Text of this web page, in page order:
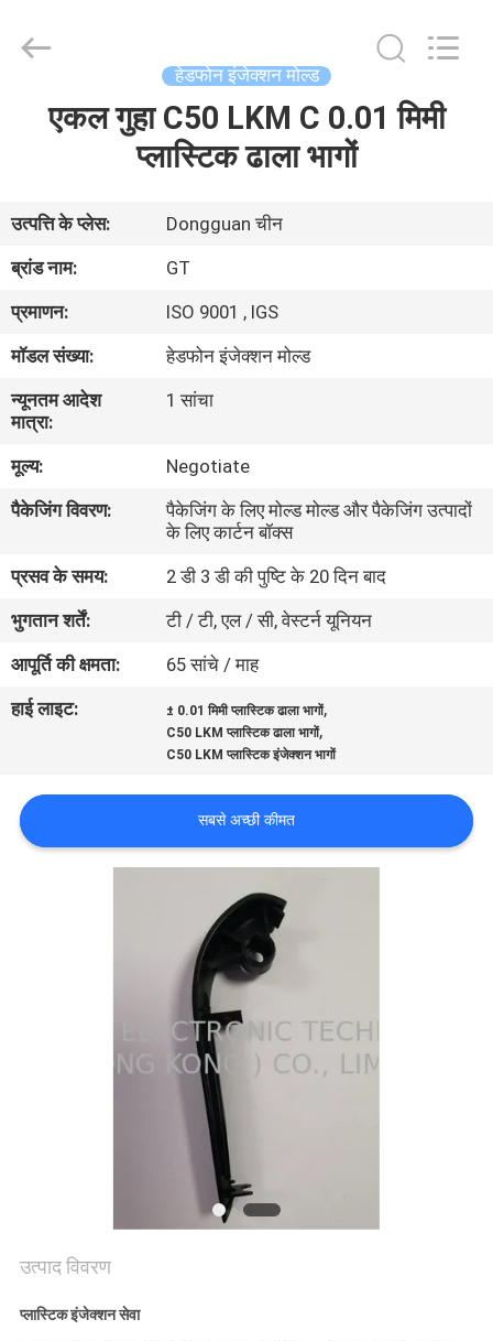
हमारे
बारे
कारखाना
गुणवत्ता
नियंत्रण
संपर्क
करें
एक
उद्धरण
MOULD
FACTORY.
हेडफोन इंजेक्शन मोल्ड
एकल गुहा C50 LKM C 0.01 मिमी
प्लास्टिक ढाला भागों
उत्पत्ति के प्लेस:
Dongguan चीन
ब्रांड नाम:
GT
प्रमाणन:
ISO 9001 , IGS
मॉडल संख्या:
हेडफोन इंजेक्शन मोल्ड
न्यूनतम आदेश
मात्रा:
1 सांचा
मूल्य:
Negotiate
पैकेजिंग विवरण:
पैकेजिंग के लिए मोल्ड मोल्ड और पैकेजिंग उत्पादों
के लिए कार्टन बॉक्स
प्रसव के समय:
2 डी 3 डी की पुष्टि के 20 दिन बाद
भुगतान शर्तें:
टी / टी, एल / सी, वेस्टर्न यूनियन
आपूर्ति की क्षमता:
65 सांचे / माह
हाई लाइट:
± 0.01 मिमी प्लास्टिक ढाला भागों,
C50 LKM प्लास्टिक ढाला भागों,
C50 LKM प्लास्टिक इंजेक्शन भागों
सबसे अच्छी कीमत
उत्पाद विवरण
प्लास्टिक इंजेक्शन सेवा